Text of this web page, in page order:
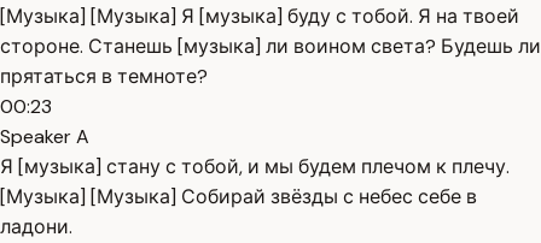
[Музыка] [Музыка] Я [музыка] буду с тобой. Я на твоей
стороне. Станешь [музыка] ли воином света? Будешь ли
прятаться в темноте?
00:23
Speaker A
Я [музыка] стану с тобой, и мы будем плечом к плечу.
[Музыка] [Музыка] Собирай звёзды с небес себе в
ладони.